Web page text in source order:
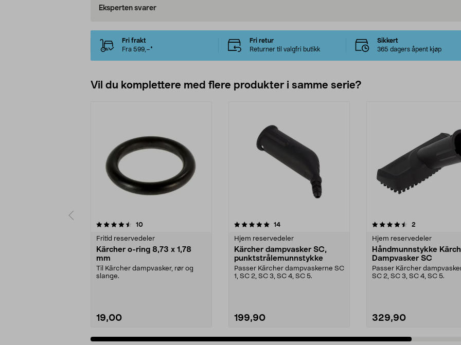
Eksperten svarer
Fri frakt
Fra 599,–*
Fri retur
Returner til valgfri butikk
Sikkert
365 dagers åpent kjøp
Vil du komplettere med flere produkter i samme serie?
10anmeldelser
Fritid reservedeler
Kärcher o-ring 8,73 x 1,78
mm
Til Kärcher dampvasker, rør og
slange.
19,00
5.0av 5 stjerner 14anmeldelser
Hjem reservedeler
Kärcher dampvasker SC,
punktstrålemunnstykke
Passer Kärcher dampvaskerne SC
1, SC 2, SC 3, SC 4, SC 5.
199,90
4.5av 5 stjerner 2
Hjem reservedeler
Håndmunnstykke
Dampvasker SC
Passer Kärcher
SC 2, SC 3, SC 4, SC 5.
329,90
4.0av 5 stjerner